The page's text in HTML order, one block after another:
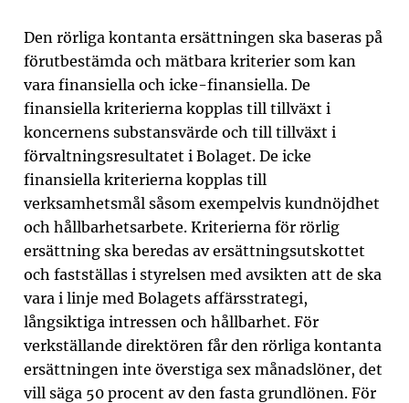
Den rörliga kontanta ersättningen ska baseras på
förutbestämda och mätbara kriterier som kan
vara finansiella och icke-finansiella. De
finansiella kriterierna kopplas till tillväxt i
koncernens substansvärde och till tillväxt i
förvaltningsresultatet i Bolaget. De icke
finansiella kriterierna kopplas till
verksamhetsmål såsom exempelvis kundnöjdhet
och hållbarhetsarbete. Kriterierna för rörlig
ersättning ska beredas av ersättningsutskottet
och fastställas i styrelsen med avsikten att de ska
vara i linje med Bolagets affärsstrategi,
långsiktiga intressen och hållbarhet. För
verkställande direktören får den rörliga kontanta
ersättningen inte överstiga sex månadslöner, det
vill säga 50 procent av den fasta grundlönen. För